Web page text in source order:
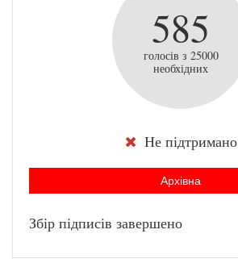
585
голосів з 25000
необхідних
Не підтримано
Архівна
Збір підписів завершено